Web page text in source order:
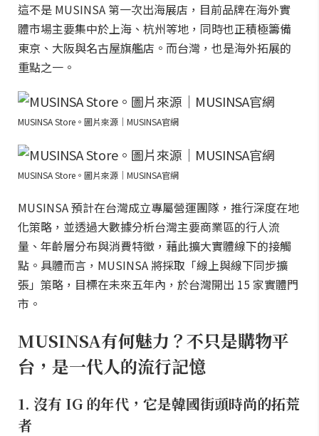
這不是 MUSINSA 第一次出海展店，目前品牌在海外實
體市場主要集中於上海、杭州等地，同時也正積極籌備
東京、大阪與名古屋旗艦店。而台灣，也是海外拓展的
重點之一。
MUSINSA Store。圖片來源｜MUSINSA官網
MUSINSA Store。圖片來源｜MUSINSA官網
MUSINSA 預計在台灣成立專屬營運團隊，推行深度在地
化策略，並透過大數據分析台灣主要商業區的行人流
量、年齡層分布與消費特徵，藉此擴大實體線下的接觸
點。具體而言，MUSINSA 將採取「線上與線下同步擴
張」策略，目標在未來五年內，於台灣開出 15 家實體門
市。
MUSINSA有何魅力？不只是購物平
台，是一代人的流行記憶
1. 沒有 IG 的年代，它是韓國街頭時尚的拓荒
者